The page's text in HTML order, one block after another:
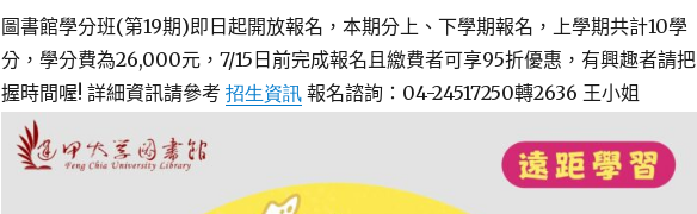
圖書館學分班(第19期)即日起開放報名，本期分上、下學期報名，上學期共計10學
分，學分費為26,000元， 7/15 日前完成報名且繳費者可享95折優惠，有興趣者請把
握時間喔! 詳細資訊請參考 招生資訊報名諮詢：04-24517250轉2636 王小姐